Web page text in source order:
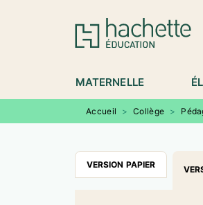
MENU RECHERCHE
MATERNELLE
Accueil > Collège >
VERSION PAPIER